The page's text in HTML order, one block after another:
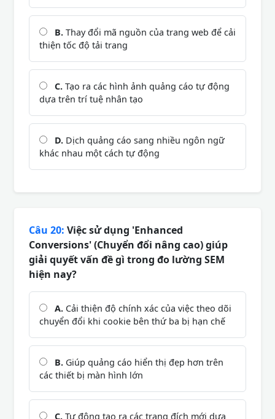
B. Thay đổi mã nguồn của trang web để cải
thiện tốc độ tải trang
C. Tạo ra các hình ảnh quảng cáo tự động
dựa trên trí tuệ nhân tạo
D. Dịch quảng cáo sang nhiều ngôn ngữ
khác nhau một cách tự động
Câu 20: Việc sử dụng 'Enhanced
Conversions' (Chuyển đổi nâng cao) giúp
giải quyết vấn đề gì trong đo lường SEM
hiện nay?
A. Cải thiện độ chính xác của việc theo dõi
chuyển đổi khi cookie bên thứ ba bị hạn chế
B. Giúp quảng cáo hiển thị đẹp hơn trên
các thiết bị màn hình lớn
C. Tự động tạo ra các trang đích mới dựa